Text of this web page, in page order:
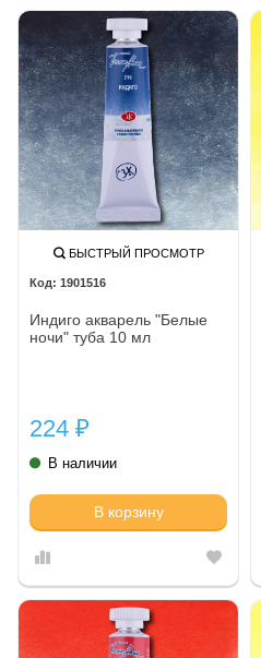
БЫСТРЫЙ ПРОСМОТР
1901516
Индиго акварель "Белые
ночи" туба 10 мл
224 ₽
В наличии
В корзину